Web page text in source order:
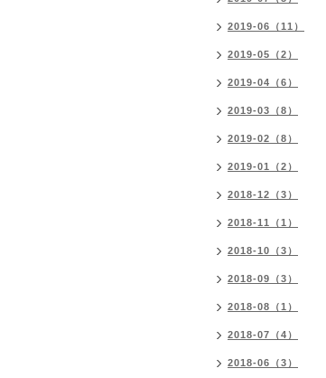
2019-06（11）
2019-05（2）
2019-04（6）
2019-03（8）
2019-02（8）
2019-01（2）
2018-12（3）
2018-11（1）
2018-10（3）
2018-09（3）
2018-08（1）
2018-07（4）
2018-06（3）